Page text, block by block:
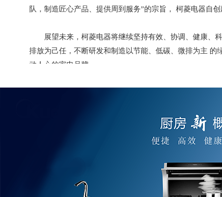
队，制造匠心产品、提供周到服务”的宗旨， 柯菱电器自
展望未来，柯菱电器将继续坚持有效、协调、健康、
排放为己任，不断研发和制造以节能、低碳、微排为主
动人心的家电品牌。